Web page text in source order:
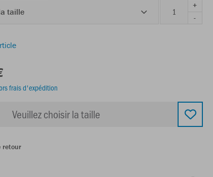
taille
+
-
frais d'expédition
Veuillez choisir la taille
retour